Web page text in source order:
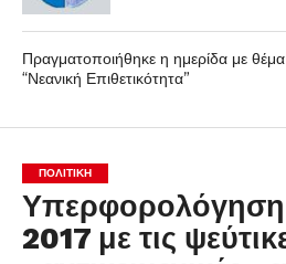
Πραγματοποιήθηκε η ημερίδα με θέμα
“Νεανική Επιθετικότητα”
ΠΟΛΙΤΙΚΉ
Υπερφορολόγηση
2017 με τις